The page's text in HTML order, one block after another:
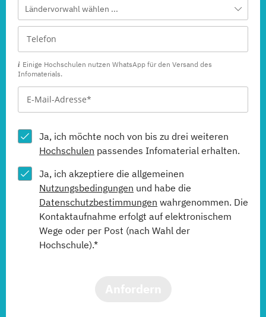
Ländervorwahl wählen ...
Einige Hochschulen nutzen WhatsApp für den Versand des
Infomaterials.
Ja, ich möchte noch von bis zu drei weiteren
Hochschulen passendes Infomaterial erhalten.
Ja, ich akzeptiere die allgemeinen
Nutzungsbedingungen und habe die
Datenschutzbestimmungen wahrgenommen. Die
Kontaktaufnahme erfolgt auf elektronischem
Wege oder per Post (nach Wahl der
Hochschule).*